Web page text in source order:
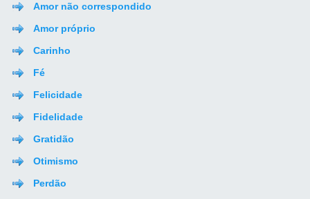
Amor não correspondido
Amor próprio
Carinho
Fé
Felicidade
Fidelidade
Gratidão
Otimismo
Perdão